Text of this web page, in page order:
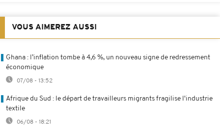
VOUS AIMEREZ AUSSI
Ghana : l’inflation tombe à 4,6 %, un nouveau signe de redressement
économique
07/08 - 13:52
Afrique du Sud : le départ de travailleurs migrants fragilise l'industrie
textile
06/08 - 18:21